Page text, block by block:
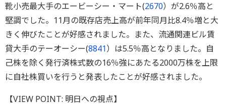
靴小売最大手のエービーシー・マート(2670）が2.6％高と
堅調でした。11月の既存店売上高が前年同月比8.4％増と大
きく伸びたことが好感されました。また、流通関連ビル賃
貸大手のテーオーシー(8841）は5.5％高となりました。自
己株を除く発行済株式数の16％強にあたる2000万株を上限
に自社株買いを行うと発表したことが好感されました。
【VIEW POINT: 明日への視点】